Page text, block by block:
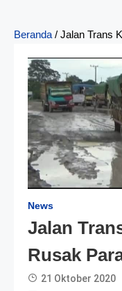
Beranda / Jalan Trans
News
Jalan
Rusak
21 Oktober 2020